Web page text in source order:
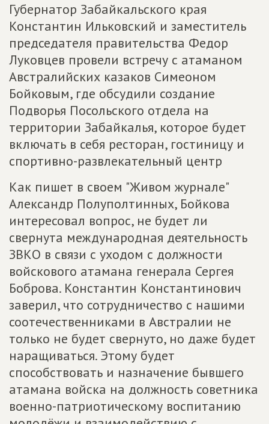
Губернатор Забайкальского края
Константин Ильковский и заместитель
председателя правительства Федор
Луковцев провели встречу с атаманом
Австралийских казаков Симеоном
Бойковым, где обсудили создание
Подворья Посольского отдела на
территории Забайкалья, которое будет
включать в себя ресторан, гостиницу и
спортивно-развлекательный центр
Как пишет в своем "Живом журнале"
Александр Полуполтинных, Бойкова
интересовал вопрос, не будет ли
свернута международная деятельность
ЗВКО в связи с уходом с должности
войскового атамана генерала Сергея
Боброва. Константин Константинович
заверил, что сотрудничество с нашими
соотечественниками в Австралии не
только не будет свернуто, но даже будет
наращиваться. Этому будет
способствовать и назначение бывшего
атамана войска на должность советника
военно-патриотическому воспитанию